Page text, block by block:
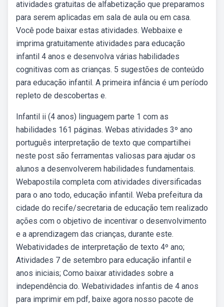
atividades gratuitas de alfabetização que preparamos
para serem aplicadas em sala de aula ou em casa.
Você pode baixar estas atividades. Webbaixe e
imprima gratuitamente atividades para educação
infantil 4 anos e desenvolva várias habilidades
cognitivas com as crianças. 5 sugestões de conteúdo
para educação infantil. A primeira infância é um período
repleto de descobertas e.
Infantil ii (4 anos) linguagem parte 1 com as
habilidades 161 páginas. Webas atividades 3º ano
português interpretação de texto que compartilhei
neste post são ferramentas valiosas para ajudar os
alunos a desenvolverem habilidades fundamentais.
Webapostila completa com atividades diversificadas
para o ano todo, educação infantil. Weba prefeitura da
cidade do recife/secretaria de educação tem realizado
ações com o objetivo de incentivar o desenvolvimento
e a aprendizagem das crianças, durante este.
Webatividades de interpretação de texto 4º ano;
Atividades 7 de setembro para educação infantil e
anos iniciais; Como baixar atividades sobre a
independência do. Webatividades infantis de 4 anos
para imprimir em pdf, baixe agora nosso pacote de